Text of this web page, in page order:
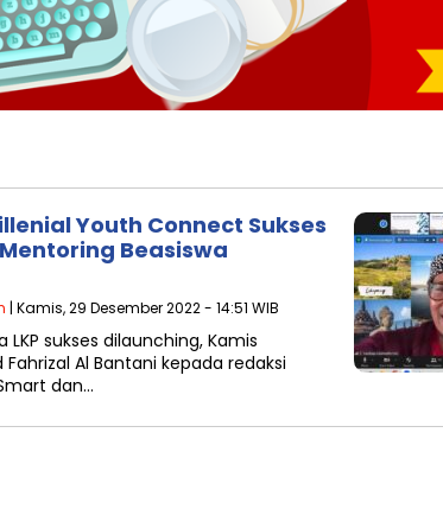
Youth Connect Sukses
Beasiswa
| Kamis, 29 Desember 2022 - 14:51 WIB
LKP sukses dilaunching, Kamis
Al Bantani kepada redaksi
dan…